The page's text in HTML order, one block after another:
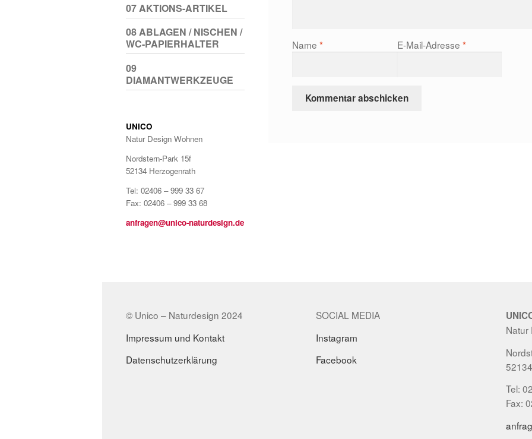
Name* E-Mail-Adresse *
07 AKTIONS-ARTIKEL
08 ABLAGEN / NISCHEN /
WC-PAPIERHALTER
09
DIAMANTWERKZEUGE
UNICO
Natur Design Wohnen
Nordstern-Park 15f
52134 Herzogenrath
Tel: 02406 – 999 33 67
Fax: 02406 – 999 33 68
anfragen@unico-naturdesign.de
© Unico – Naturdesign 2024
Impressum und Kontakt
Datenschutzerklärung
SOCIAL MEDIA
Instagram
Facebook
Natur
Tel:
Fax: